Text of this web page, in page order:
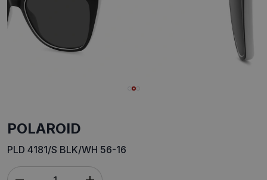
POLAROID
PLD 4181/S BLK/WH 56-16